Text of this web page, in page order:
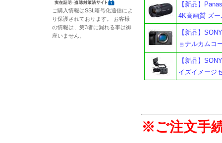
【新品】
4K高画質 ズ
【新品】
ョナルカムコ
【新品】
イズイメージ
※ご注文手
ご購入情報はSSL暗号化通信によ
り保護されております。 お客様
の情報は、第3者に漏れる事は御
座いません。